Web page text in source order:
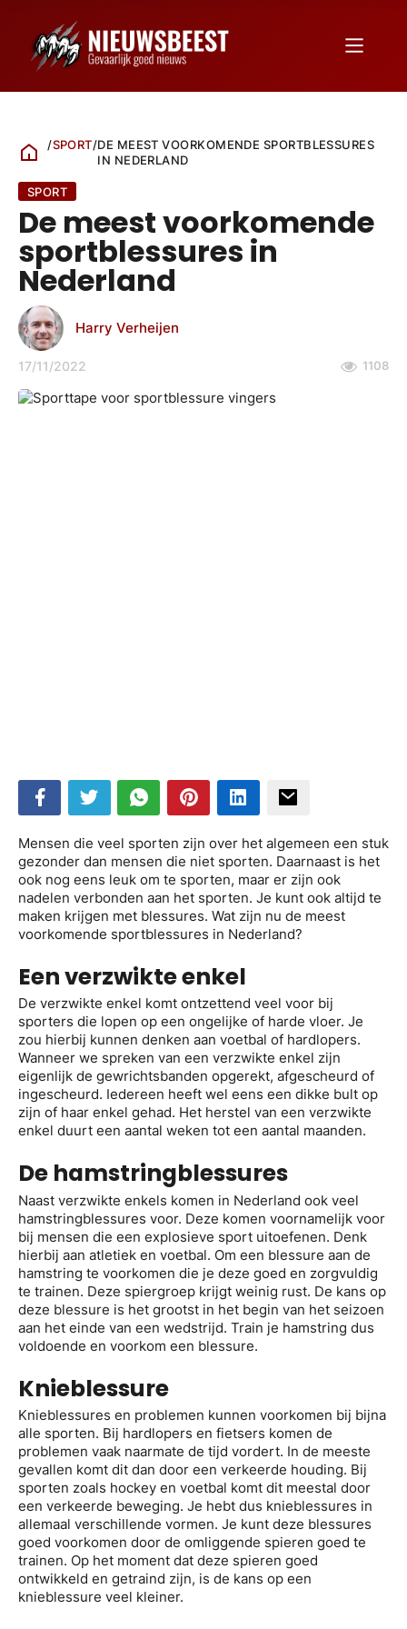
/SPORT/DE MEEST VOORKOMENDE SPORTBLESSURES
IN NEDERLAND
SPORT
De meest voorkomende
sportblessures in
Nederland
Harry Verheijen
17/11/2022 1108
Mensen die veel sporten zijn over het algemeen een stuk
gezonder dan mensen die niet sporten. Daarnaast is het
ook nog eens leuk om te sporten, maar er zijn ook
nadelen verbonden aan het sporten. Je kunt ook altijd te
maken krijgen met blessures. Wat zijn nu de meest
voorkomende sportblessures in Nederland?
Een verzwikte enkel
De verzwikte enkel komt ontzettend veel voor bij
sporters die lopen op een ongelijke of harde vloer. Je
zou hierbij kunnen denken aan voetbal of hardlopers.
Wanneer we spreken van een verzwikte enkel zijn
eigenlijk de gewrichtsbanden opgerekt, afgescheurd of
ingescheurd. Iedereen heeft wel eens een dikke bult op
zijn of haar enkel gehad. Het herstel van een verzwikte
enkel duurt een aantal weken tot een aantal maanden.
De hamstringblessures
Naast verzwikte enkels komen in Nederland ook veel
hamstringblessures voor. Deze komen voornamelijk voor
bij mensen die een explosieve sport uitoefenen. Denk
hierbij aan atletiek en voetbal. Om een blessure aan de
hamstring te voorkomen die je deze goed en zorgvuldig
te trainen. Deze spiergroep krijgt weinig rust. De kans op
deze blessure is het grootst in het begin van het seizoen
aan het einde van een wedstrijd. Train je hamstring dus
voldoende en voorkom een blessure.
Knieblessure
Knieblessures en problemen kunnen voorkomen bij bijna
alle sporten. Bij hardlopers en fietsers komen de
problemen vaak naarmate de tijd vordert. In de meeste
gevallen komt dit dan door een verkeerde houding. Bij
sporten zoals hockey en voetbal komt dit meestal door
een verkeerde beweging. Je hebt dus knieblessures in
allemaal verschillende vormen. Je kunt deze blessures
goed voorkomen door de omliggende spieren goed te
trainen. Op het moment dat deze spieren goed
ontwikkeld en getraind zijn, is de kans op een
knieblessure veel kleiner.